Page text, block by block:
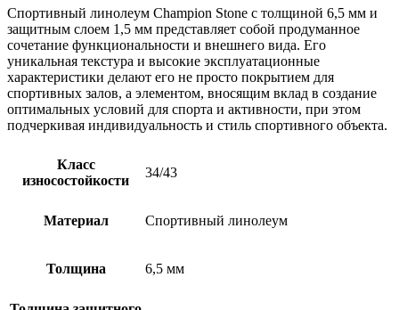
Спортивный линолеум Champion Stone с толщиной 6,5 мм и
защитным слоем 1,5 мм представляет собой продуманное
сочетание функциональности и внешнего вида. Его
уникальная текстура и высокие эксплуатационные
характеристики делают его не просто покрытием для
спортивных залов, а элементом, вносящим вклад в создание
оптимальных условий для спорта и активности, при этом
подчеркивая индивидуальность и стиль спортивного объекта.
Класс
износостойкости
34/43
Материал Спортивный линолеум
Толщина 6,5 мм